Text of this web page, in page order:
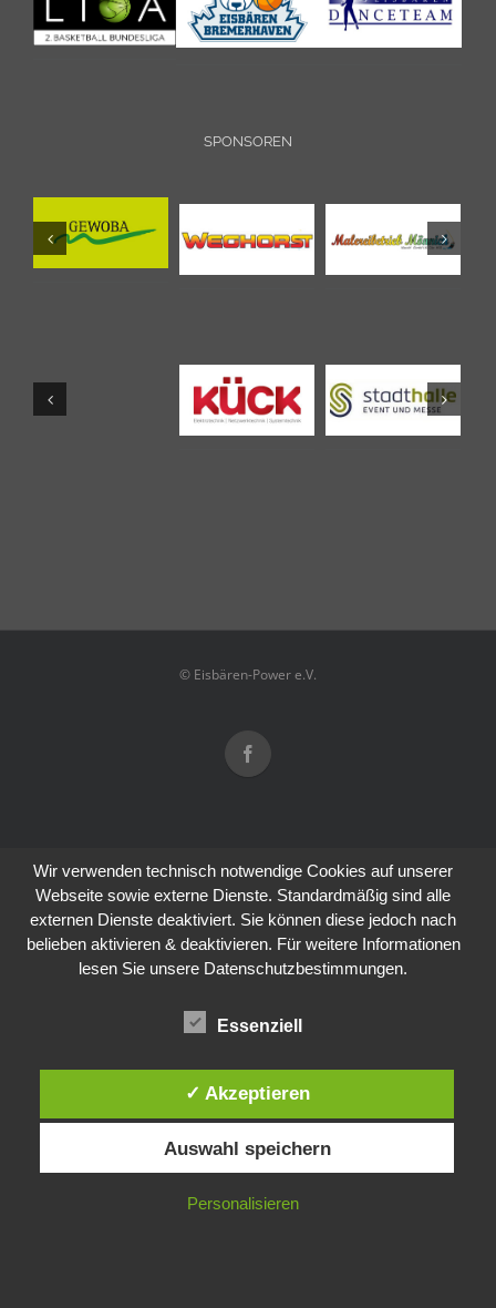
SPONSOREN
© Eisbären-Power e.V.
Wir verwenden technisch notwendige Cookies auf unserer
Webseite sowie externe Dienste. Standardmäßig sind alle
externen Dienste deaktiviert. Sie können diese jedoch nach
belieben aktivieren & deaktivieren. Für weitere Informationen
lesen Sie unsere Datenschutzbestimmungen.
Essenziell
✓ Akzeptieren
Auswahl speichern
Personalisieren